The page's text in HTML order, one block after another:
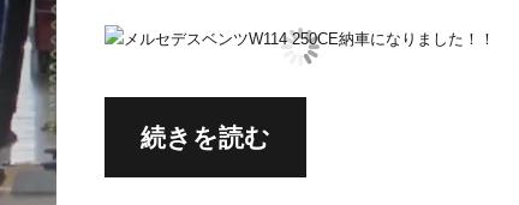
続きを読む